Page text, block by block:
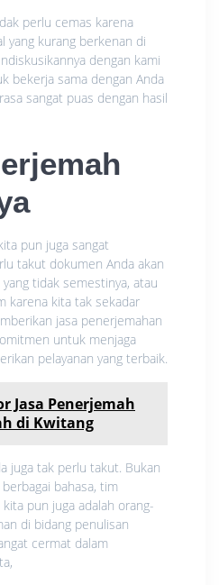
perlu cemas karena
yang kurang berkenan di
dengan kami
bekerja sama dengan Anda
sangat puas dengan hasil
pun juga sangat
takut dokumen Anda akan
tidak semestinya, atau
karena kita tak sekadar
jasa penerjemahan
untuk menjaga
pelayanan yang terbaik.
Jasa Penerjemah
di Kwitang
juga tak perlu takut. Bukan
bahasa, tim
pun juga adalah orang-
di bidang penulisan
cermat dalam